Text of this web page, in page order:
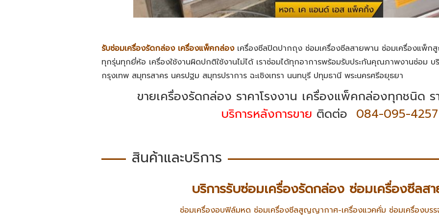
รับซ่อมเครื่องรัดกล่อง เครื่องแพ็คกล่องเครื่องซีลปิดปากถุง ซ่อมเครื่องซีลสายพาน ซ่อมเครื่องแพ็
ทุกรุ่นทุกยี่ห้อ เครื่องใช้งานผิดปกติใช้งานไม่ได้ เราซ่อมได้ทุกอาการพร้อมรับประกันคุณภาพงานซ่อม
กรุงเทพ สมุทรสาคร นครปฐม สมุทรปราการ ฉะเชิงเทรา นนทบุรี ปทุมธานี พระนครศรีอยุธยา
ขายเครื่องรัดกล่อง ราคาโรงงาน เครื่องแพ็คกล่องทุกชนิด
บริการหลังการขาย ติดต่อ 084-095-4257
สินค้าและบริการ
บริการรับซ่อมเครื่องรัดกล่อง ซ่อมเครื่องซีลส
ซ่อมเครื่องอบฟิล์มหด ซ่อมเครื่องซีลสูญญากาศ-เครื่องแวคคั่ม ซ่อมเครื่องบร